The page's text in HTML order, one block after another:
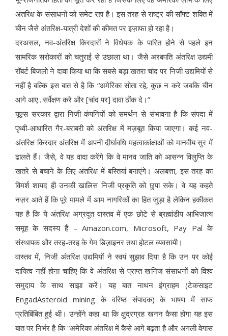
अंतरिक्ष के संसाधनों को समेट रहा है। इस तरह से राष्ट्र की सॉफ्ट शक्ति में
चीन जैसे अंतरिक्ष-यात्री देशों की कीमत पर इज़ाफा हो रहा है।
दरअसल, नव-अंतरिक्ष किरदारों ने विधेयक के पारित होने से पहले इन
सामरिक सरोकारों को चतुराई से उछाला था। जैसे अरबपति अंतरिक्ष उद्यमी
रॉबर्ट बिजलो ने दावा किया था कि सबसे बड़ा खतरा चांद पर निजी उद्यमियों से
नहीं है बल्कि इस बात से है कि “अमेरिका सोता रहे, कुछ न करे जबकि चीन
आगे आए...सर्वेक्षण करे और [चांद पर] दावा ठोंक दे।”
यूएस सरकार द्वारा निजी कंपनियों को समर्थन से संभावना है कि संपदा में
पृथ्वी-आधारित गैर-बराबरी को अंतरिक्ष में मज़बूत किया जाएगा। कई नव-
अंतरिक्ष किरदार अंतरिक्ष में अपनी दीर्घावधि महत्वाकांक्षाओं को मानवीय सुर में
ढालते हैं। जैसे, वे यह वादा करेंगे कि वे मानव जाति को आसन्न विलुप्ति के
खतरे से बचाने के लिए अंतरिक्ष में बस्तियां बनाएंगे। अलबत्ता, इस तरह का
विमर्श शायद ही उनकी खालिस निजी प्रकृति को छुपा सके। वे यह कहते
नज़र आते हैं कि पूरे मामले में आम नागरिकों का हित जुड़ा है लेकिन हकीकत
यह है कि ये अंतरिक्ष अग्रदूत वास्तव में एक छोटे से ब्रह्मांडीय आभिजात्य
समूह के सदस्य हैं – Amazon.com, Microsoft, Pay Pal के
संस्थापक और तरह-तरह के गेम डिज़ाइनर तथा होटल व्यवसायी।
वास्तव में, निजी अंतरिक्ष उद्यमियों ने स्वयं सुझाव दिया है कि उन पर कोई
दायित्व नहीं होना चाहिए कि वे अंतरिक्ष से प्राप्त खनिज संसाधनों को विश्व
समुदाय के साथ साझा करें। यह बात नाथन इंग्राहम (टेकसाइट
EngadAsteroid mining के वरिष्ठ संपादक) के भाषण में साफ
प्रतिबिंबित हुई थी। उन्होंने कहा था कि क्षुद्रग्रह खनन कैसा होगा यह इस
बात पर निर्भर है कि “अमेरिका अंतरिक्ष में कैसे आगे बढ़ता है और अगली वेगास